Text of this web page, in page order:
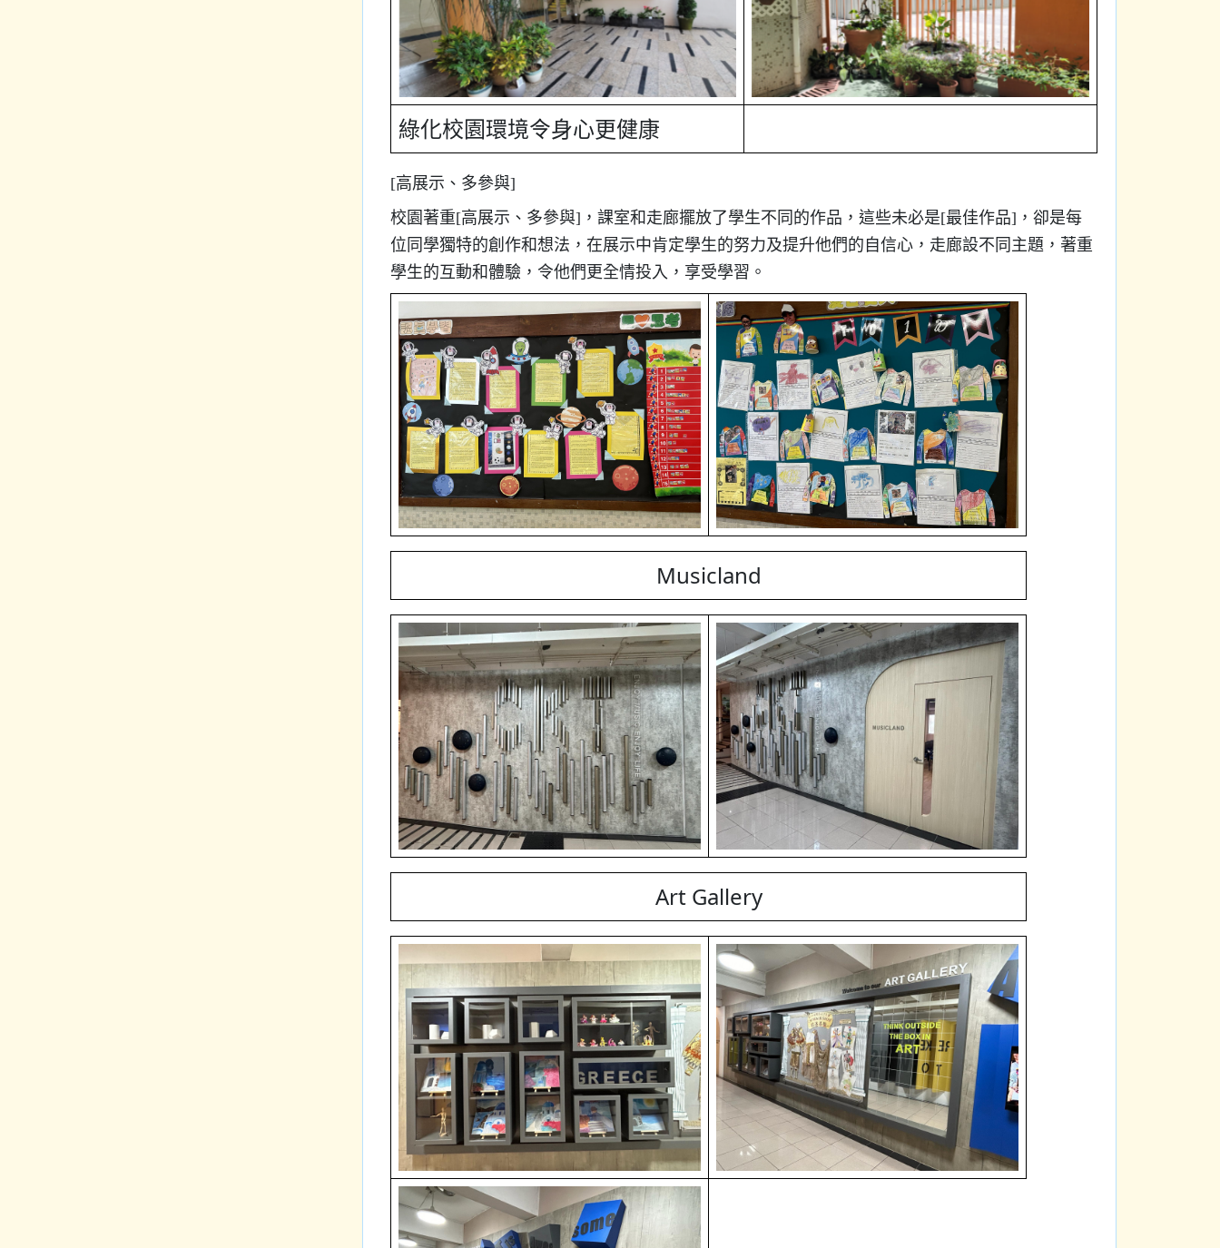
綠化校園環境令身心更健康
[高展示、多參與]
校園著重[高展示、多參與]，課室和走廊擺放了學生不同的作品，這些未必是[最佳作品]，卻是每
位同學獨特的創作和想法，在展示中肯定學生的努力及提升他們的自信心，走廊設不同主題，著重
學生的互動和體驗，令他們更全情投入，享受學習。
Musicland
Art Gallery